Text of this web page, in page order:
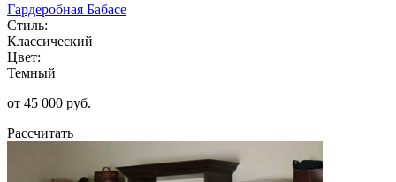
Гардеробная Бабасе
Стиль:
Классический
Цвет:
Темный
от 45 000 руб.
Рассчитать